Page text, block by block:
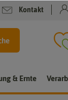
Kontakt
& Ernte